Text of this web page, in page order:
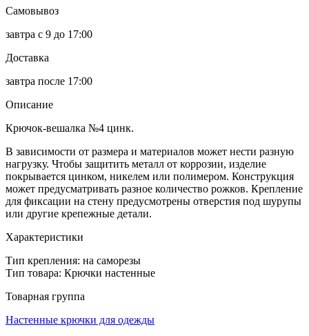
Самовывоз
завтра с 9 до 17:00
Доставка
завтра после 17:00
Описание
Крючок-вешалка №4 цинк.
В зависимости от размера и материалов может нести разную
нагрузку. Чтобы защитить металл от коррозии, изделие
покрывается цинком, никелем или полимером. Конструкция
может предусматривать разное количество рожков. Крепление
для фиксации на стену предусмотрены отверстия под шурупы
или другие крепежные детали.
Характеристики
Тип крепления: на саморезы
Тип товара: Крючки настенные
Товарная группа
Настенные крючки для одежды